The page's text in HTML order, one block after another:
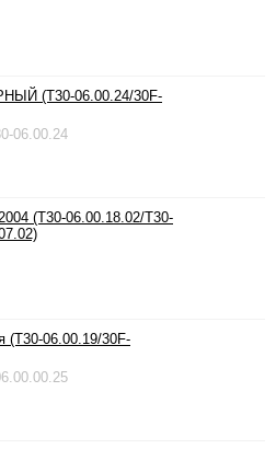
(T30-06.00.24/30F-
06.00.24
(T30-06.00.18.02/T30-
(T30-06.00.19/30F-